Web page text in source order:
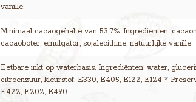
vanille.
Minimaal cacaogehalte van 53,7%. Ingrediënten:
cacaoboter, emulgator, sojalecithine, natuurlijke vanille
Eetbare inkt op waterbasis. Ingrediënten: water,
citroenzuur, kleurstof: E330, E405, E122, E124 *
E422, E202, E490